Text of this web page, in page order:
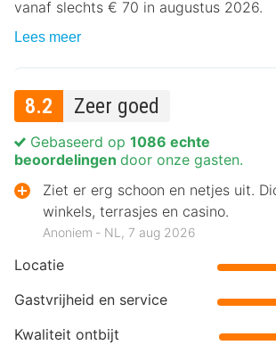
vanaf slechts € 70 in augustus 2026.
Lees meer
8.2 Zeer goed
Locatie
Gastvrijheid en service
Kwaliteit ontbijt
Gebaseerd op 1086 echte
beoordelingen door onze gasten.
Ziet er erg schoon en netjes uit.
winkels, terrasjes en casino.
Anoniem ‐ NL, 7 aug 2026